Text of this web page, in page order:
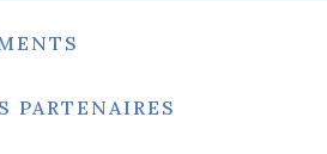
PARTENAIRES